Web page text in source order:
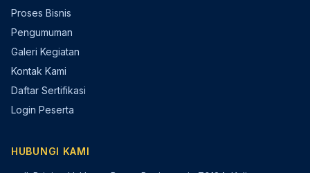
Proses Bisnis
Pengumuman
Galeri Kegiatan
Kontak Kami
Daftar Sertifikasi
Login Peserta
HUBUNGI KAMI